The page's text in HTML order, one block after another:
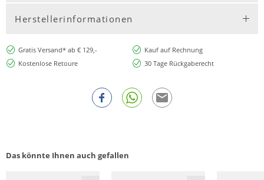
Herstellerinformationen
Gratis Versand* ab € 129,-
Kauf auf Rechnung
Kostenlose Retoure
30 Tage Rückgaberecht
Das könnte Ihnen auch gefallen